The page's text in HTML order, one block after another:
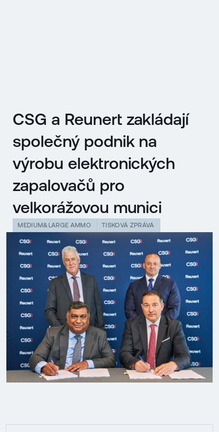
CSG a Reunert zakládají
společný podnik na
výrobu elektronických
zapalovačů pro
velkorážovou munici
MEDIUM&LARGE AMMO TISKOVÁ ZPRÁVA